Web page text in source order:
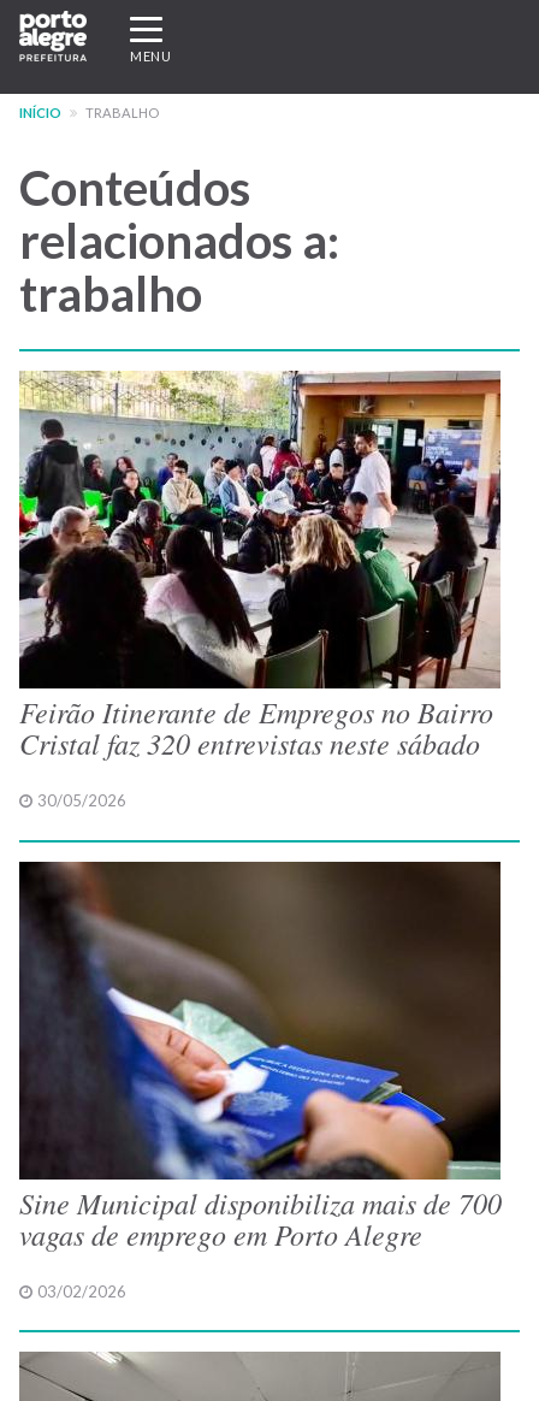
Pular
para
conteúdo
Expandir/recolher
navegação
MENU
INÍCIO TRABALHO
Conteúdos
relacionados a:
trabalho
Feirão Itinerante de Empregos no Bairro
Cristal faz 320 entrevistas neste sábado
30/05/2026
Sine Municipal disponibiliza mais de 700
vagas de emprego em Porto Alegre
03/02/2026